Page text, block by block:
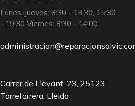
Lunes-Jueves: 8:30 - 13:30, 15:30
- 19:30 Viernes: 8:30 - 14:00
Carrer de Llevant, 23, 25123
Torrefarrera, Lleida